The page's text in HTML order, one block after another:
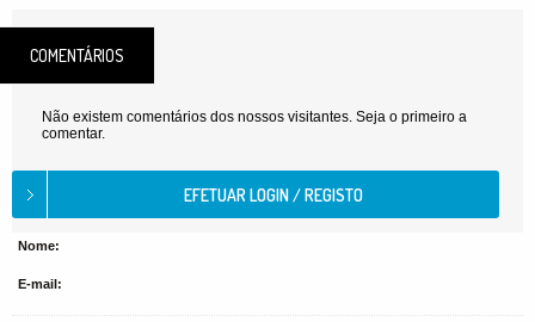
COMENTÁRIOS
Não existem comentários dos nossos visitantes. Seja o primeiro a
comentar.
Nome:
E-mail: